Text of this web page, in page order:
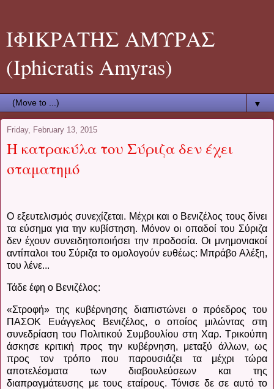
ΙΦΙΚΡΑΤΗΣ ΑΜΥΡΑΣ
(Iphicratis Amyras)
▼
Friday, February 13, 2015
Η κατρακύλα του Σύριζα δεν έχει
σταματημό
Ο εξευτελισμός συνεχίζεται. Μέχρι και ο Βενιζέλος τους δίνει
τα εύσημα για την κυβίστηση. Μόνον οι οπαδοί του Σύριζα
δεν έχουν συνειδητοποιήσει την προδοσία. Οι μνημονιακοί
αντίπαλοι του Σύριζα το ομολογούν ευθέως: Μπράβο Αλέξη,
του λένε...
Τάδε έφη ο Βενιζέλος:
«Στροφή» της κυβέρνησης διαπιστώνει ο πρόεδρος του
ΠΑΣΟΚ Ευάγγελος Βενιζέλος, ο οποίος μιλώντας στη
συνεδρίαση του Πολιτικού Συμβουλίου στη Χαρ. Τρικούπη
άσκησε κριτική προς την κυβέρνηση, μεταξύ άλλων, ως
προς τον τρόπο που παρουσιάζει τα μέχρι τώρα
αποτελέσματα των διαβουλεύσεων και της
διαπραγμάτευσης με τους εταίρους. Τόνισε δε σε αυτό το